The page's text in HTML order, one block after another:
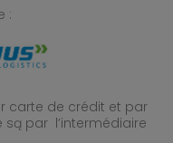
:
carte de crédit et par
są par l’intermédiaire